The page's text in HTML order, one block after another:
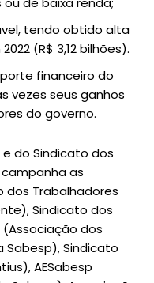
tendo obtido alta
(R$ 3,12 bilhões).
financeiro do
vezes seus ganhos
do governo.
e do Sindicato dos
as
dos Trabalhadores
Sindicato dos
(Associação dos
Sabesp), Sindicato
AESabesp